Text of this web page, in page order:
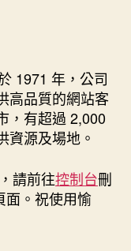
1971 年，公司
高品質的網站客
，有超過 2,000
資源及場地。
請前往控制台刪
面。祝使用愉